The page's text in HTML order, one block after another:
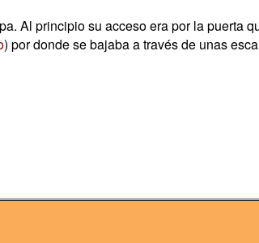
Al principio su acceso era por la puerta
) por donde se bajaba a través de unas